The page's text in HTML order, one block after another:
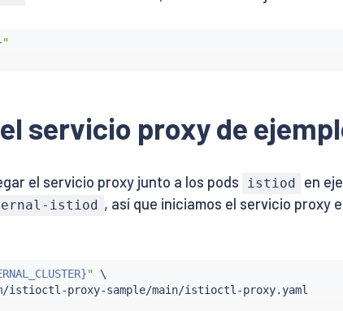
"
servicio proxy de
el servicio proxy junto a los pods istiod
en
istiod , así que iniciamos el servicio proxy
" \